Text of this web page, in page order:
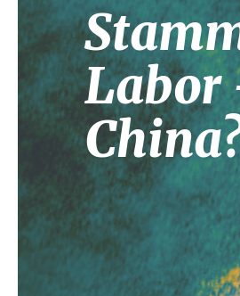
Labor